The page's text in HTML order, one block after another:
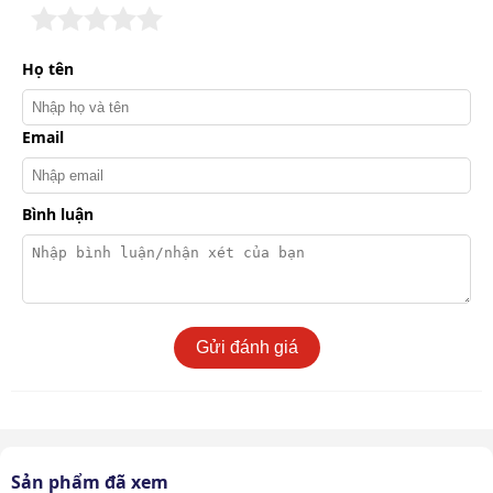
hoặc chổi khác nhau để loại bỏ các vết ố và dầu mỡ
từ các loại mặt phẳng khác nhau.
Hệ thống hút:Máy có hệ thống hút tích hợp cùng
cần gạt nước giúp thu gom nước bẩn và chất thải
sau khi chà sàn.
Bánh xe:
giúp quá trình làm sạch dễ dàng, nhẹ nhàng hơn.
Họ tên
Email
Bình luận
Gửi đánh giá
Sản phẩm đã xem